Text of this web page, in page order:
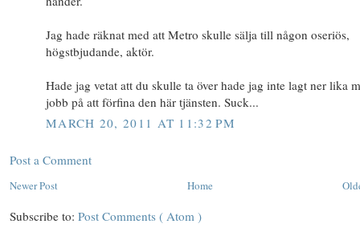
Jag hade räknat med att Metro skulle sälja till någon oseriös,
högstbjudande, aktör.
Hade jag vetat att du skulle ta över hade jag inte lagt ner lika
jobb på att förfina den här tjänsten. Suck...
MARCH 20, 2011 AT 11:32 PM
Post a Comment
Newer Post Home
Subscribe to: Post Comments ( Atom )